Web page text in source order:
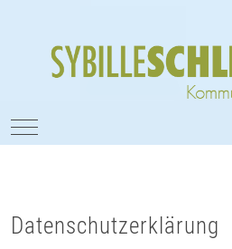
Mobile Menu Toggle
Datenschutzerklärung